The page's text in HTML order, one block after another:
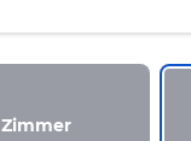
Zimmer